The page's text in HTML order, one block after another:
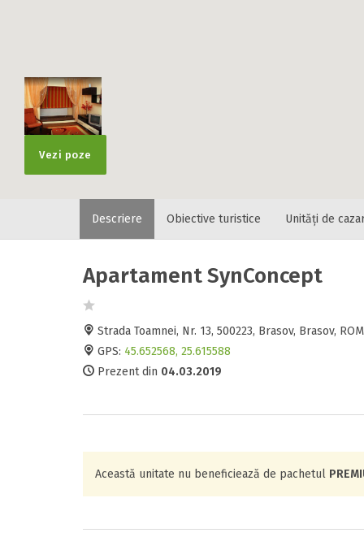
Vezi poze
Descriere Obiective turistice Unități de
Apartament SynConcept
Strada Toamnei, Nr. 13, 500223, Brasov, Brasov,
GPS: 45.652568, 25.615588
Prezent din 04.03.2019
Această unitate nu beneficiează de pachetul